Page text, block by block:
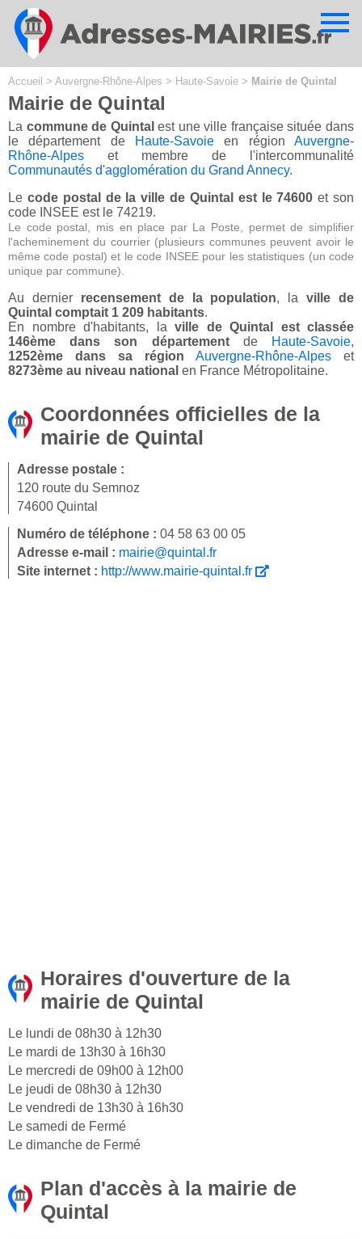
Accueil > Auvergne-Rhône-Alpes > Haute-Savoie > Mairie de Quintal
Mairie de Quintal
La commune de Quintal est une ville française située dans
le département de
Haute-Savoie en région Auvergne-
Rhône-Alpes et membre de l'intercommunalité
Communautés d'agglomération du Grand Annecy.
Le code postal de la ville de Quintal est le 74600 et son
code INSEE est le 74219.
Le code postal, mis en place par La Poste, permet de simplifier
l'acheminement du courrier (plusieurs communes peuvent avoir le
même code postal) et le code INSEE pour les statistiques (un code
unique par commune).
Au dernier recensement de la population, laville de
Quintal comptait 1 209 habitants.
En nombre d'habitants, la ville de Quintal est classée
146ème dans son départementde Haute-Savoie,
1252ème dans sa région
Auvergne-Rhône-Alpes et
8273ème au niveau national en France Métropolitaine.
Coordonnées officielles de la
mairie de Quintal
Adresse postale :
120 route du Semnoz
74600 Quintal
Numéro de téléphone : 04 58 63 00 05
Adresse e-mail : mairie@quintal.fr
Site internet : http://www.mairie-quintal.fr
Horaires d'ouverture de la
mairie de Quintal
Le lundi de 08h30 à 12h30
Le mardi de 13h30 à 16h30
Le mercredi de 09h00 à 12h00
Le jeudi de 08h30 à 12h30
Le vendredi de 13h30 à 16h30
Le samedi de Fermé
Le dimanche de Fermé
Plan d'accès à la mairie de
Quintal
Cookies management panel